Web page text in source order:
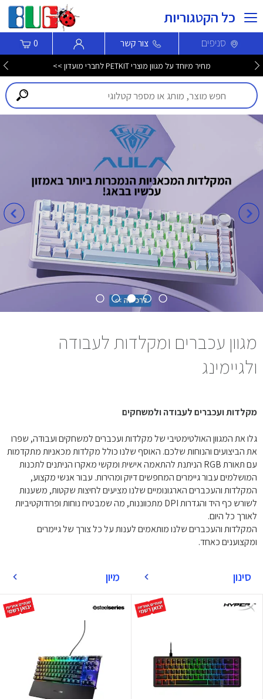
כל הקטגוריות
סניפים צור קשר 0
מחיר מיוחד על מגוון מוצרי PETKIT לחברי מועדון >>
מגוון עכברים ומקלדות לעבודה
ולגיימינג
מקלדות ועכברים לעבודה ולמשחקים
גלו את המגוון האולטימטיבי של מקלדות ועכברים למשחקים ועבודה, שפרו
את הביצועים והנוחות שלכם. האוסף שלנו כולל מקלדות מכאניות מתקדמות
עם תאורת RGB הניתנת להתאמה אישית ומקשי מאקרו הניתנים לתכנות
המושלמים עבור גיימרים המחפשים דיוק ומהירות. עבור אנשי מקצוע,
המקלדות והעכברים הארגונומיים שלנו מציעים לחיצות שקטות, משענות
לשורש כף היד והגדרות DPI מתכווננות, מה שמבטיח נוחות ופרודוקטיביות
לאורך כל היום.
המקלדות והעכברים שלנו מותאמים לענות על כל צורך של גיימרים
ומקצוענים כאחד.
סינון מיון